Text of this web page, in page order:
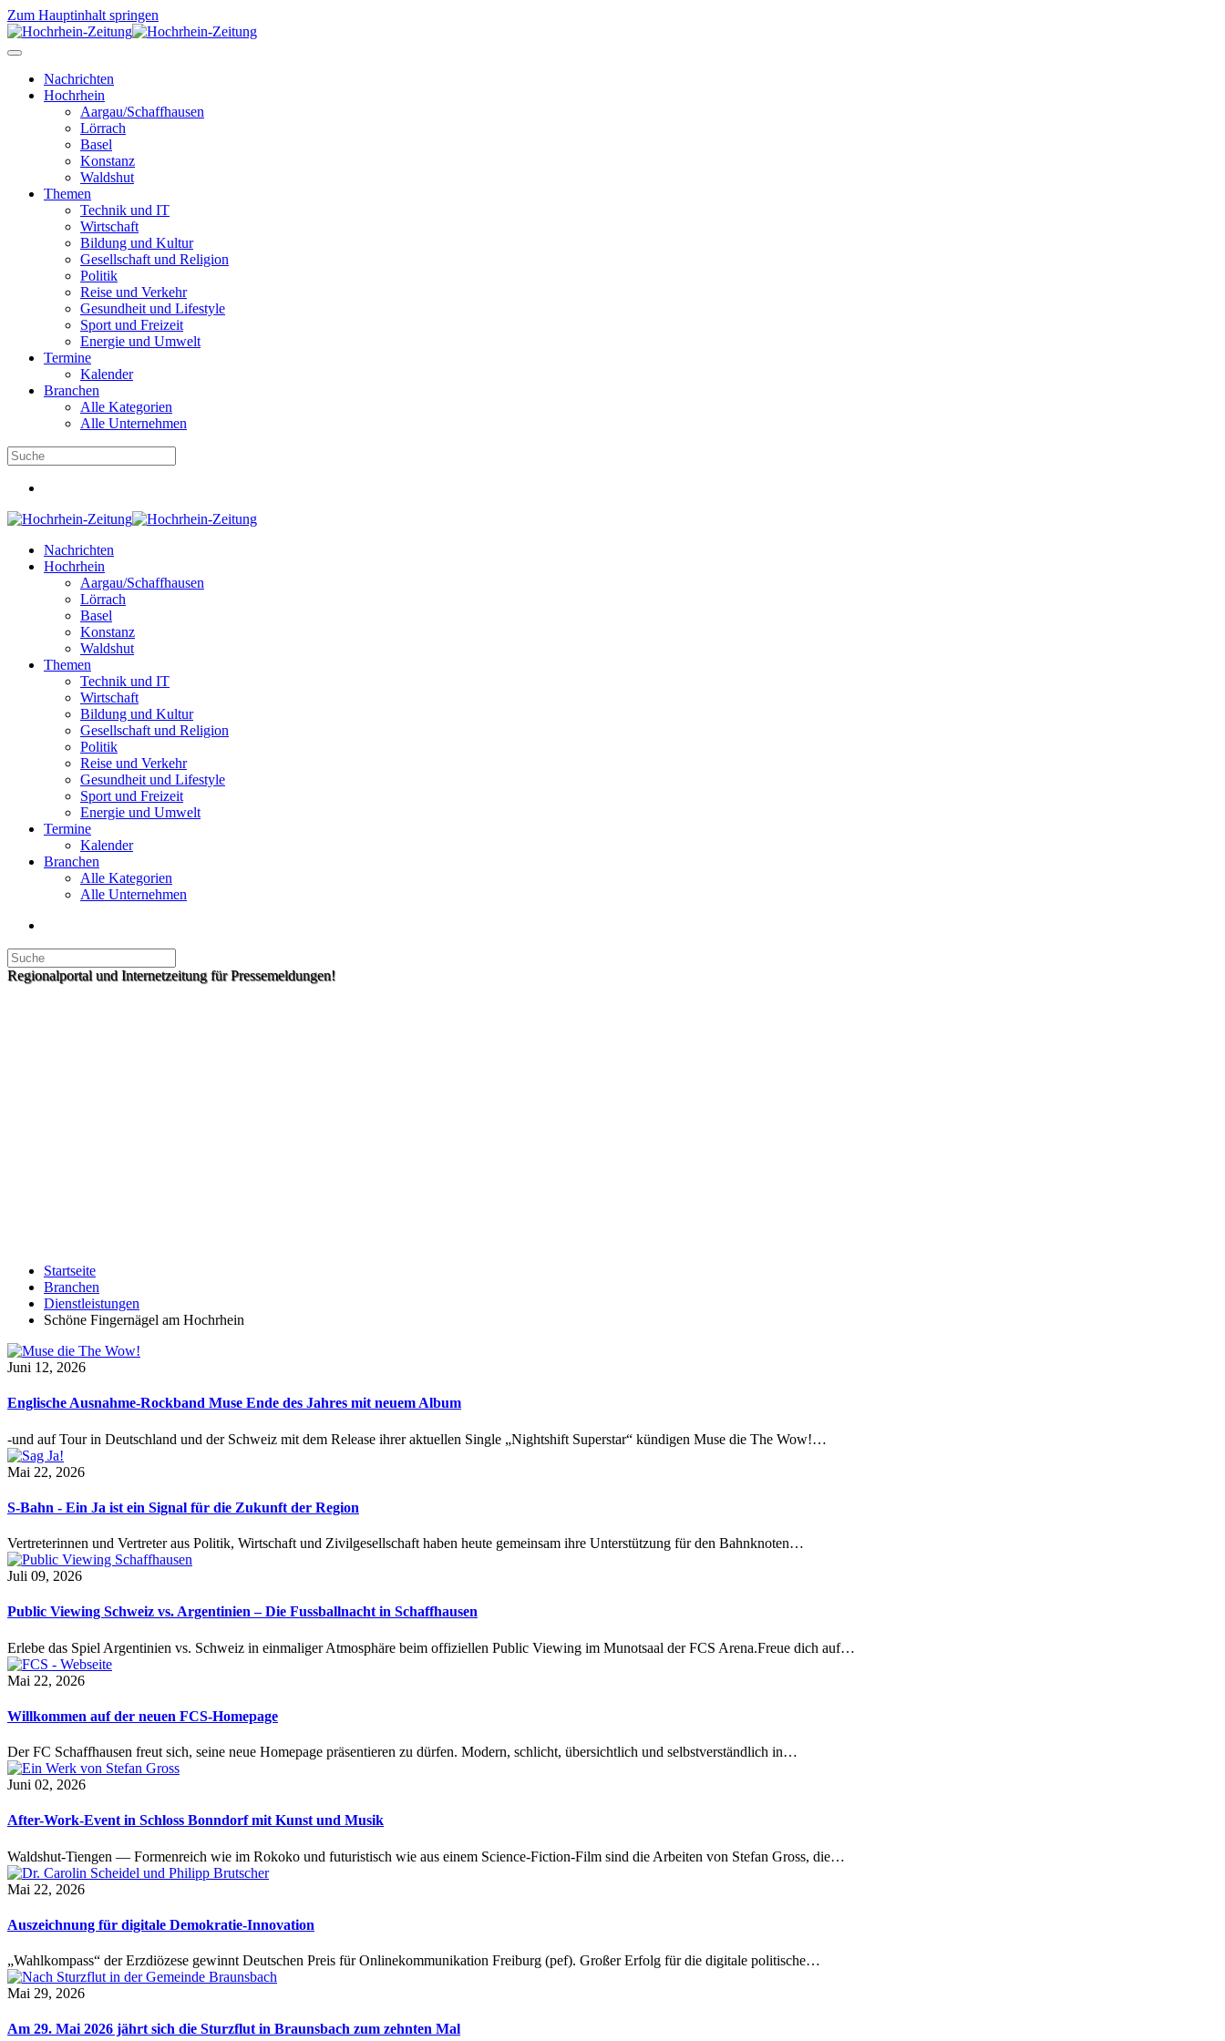
Zum Hauptinhalt springen
Nachrichten
Hochrhein
Aargau/Schaffhausen
Lörrach
Basel
Konstanz
Waldshut
Themen
Technik und IT
Wirtschaft
Bildung und Kultur
Gesellschaft und Religion
Politik
Reise und Verkehr
Gesundheit und Lifestyle
Sport und Freizeit
Energie und Umwelt
Termine
Kalender
Branchen
Alle Kategorien
Alle Unternehmen
Nachrichten
Hochrhein
Aargau/Schaffhausen
Lörrach
Basel
Konstanz
Waldshut
Themen
Technik und IT
Wirtschaft
Bildung und Kultur
Gesellschaft und Religion
Politik
Reise und Verkehr
Gesundheit und Lifestyle
Sport und Freizeit
Energie und Umwelt
Termine
Kalender
Branchen
Alle Kategorien
Alle Unternehmen
Regionalportal und Internetzeitung für Pressemeldungen!
Startseite
Branchen
Dienstleistungen
Schöne Fingernägel am Hochrhein
Juni 12, 2026
Englische Ausnahme-Rockband Muse Ende des Jahres mit neuem Album
-und auf Tour in Deutschland und der Schweiz mit dem Release ihrer aktuellen Single „Nightshift Superstar“ kündigen Muse die The Wow!…
Mai 22, 2026
S-Bahn - Ein Ja ist ein Signal für die Zukunft der Region
Vertreterinnen und Vertreter aus Politik, Wirtschaft und Zivilgesellschaft haben heute gemeinsam ihre Unterstützung für den Bahnknoten…
Juli 09, 2026
Public Viewing Schweiz vs. Argentinien – Die Fussballnacht in Schaffhausen
Erlebe das Spiel Argentinien vs. Schweiz in einmaliger Atmosphäre beim offiziellen Public Viewing im Munotsaal der FCS Arena.Freue dich auf…
Mai 22, 2026
Willkommen auf der neuen FCS-Homepage
Der FC Schaffhausen freut sich, seine neue Homepage präsentieren zu dürfen. Modern, schlicht, übersichtlich und selbstverständlich in…
Juni 02, 2026
After-Work-Event in Schloss Bonndorf mit Kunst und Musik
Waldshut-Tiengen — Formenreich wie im Rokoko und futuristisch wie aus einem Science-Fiction-Film sind die Arbeiten von Stefan Gross, die…
Mai 22, 2026
Auszeichnung für digitale Demokratie-Innovation
„Wahlkompass“ der Erzdiözese gewinnt Deutschen Preis für Onlinekommunikation Freiburg (pef). Großer Erfolg für die digitale politische…
Mai 29, 2026
Am 29. Mai 2026 jährt sich die Sturzflut in Braunsbach zum zehnten Mal